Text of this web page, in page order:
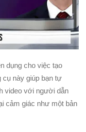
dụng cho việc tạo
cụ này giúp bạn tự
video với người dẫn
cảm giác như một bản